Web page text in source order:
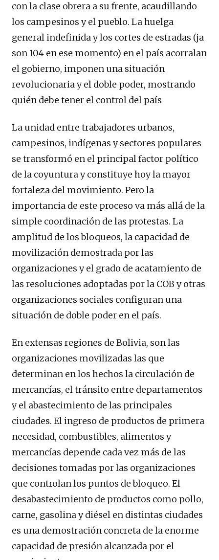
con la clase obrera a su frente, acaudillando
los campesinos y el pueblo. La huelga
general indefinida y los cortes de estradas (ja
son 104 en ese momento) en el país acorralan
el gobierno, imponen una situación
revolucionaria y el doble poder, mostrando
quién debe tener el control del país
La unidad entre trabajadores urbanos,
campesinos, indígenas y sectores populares
se transformó en el principal factor político
de la coyuntura y constituye hoy la mayor
fortaleza del movimiento. Pero la
importancia de este proceso va más allá de la
simple coordinación de las protestas. La
amplitud de los bloqueos, la capacidad de
movilización demostrada por las
organizaciones y el grado de acatamiento de
las resoluciones adoptadas por la COB y otras
organizaciones sociales configuran una
situación de doble poder en el país.
En extensas regiones de Bolivia, son las
organizaciones movilizadas las que
determinan en los hechos la circulación de
mercancías, el tránsito entre departamentos
y el abastecimiento de las principales
ciudades. El ingreso de productos de primera
necesidad, combustibles, alimentos y
mercancías depende cada vez más de las
decisiones tomadas por las organizaciones
que controlan los puntos de bloqueo. El
desabastecimiento de productos como pollo,
carne, gasolina y diésel en distintas ciudades
es una demostración concreta de la enorme
capacidad de presión alcanzada por el